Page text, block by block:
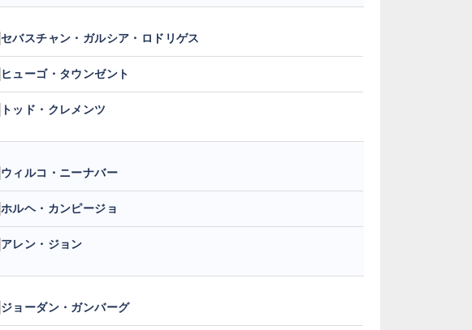
セバスチャン・ガルシア・ロドリゲス
ヒューゴ・タウンゼント
トッド・クレメンツ
ウィルコ・ニーナバー
ホルヘ・カンピージョ
アレン・ジョン
ジョーダン・ガンバーグ